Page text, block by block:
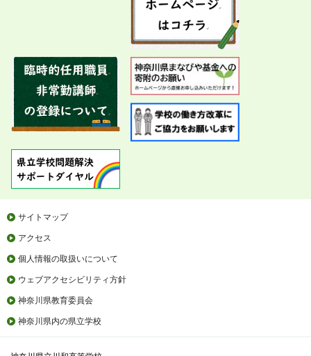
サイトマップ
アクセス
個人情報の取扱いについて
ウェブアクセシビリティ方針
神奈川県教育委員会
神奈川県内の県立学校